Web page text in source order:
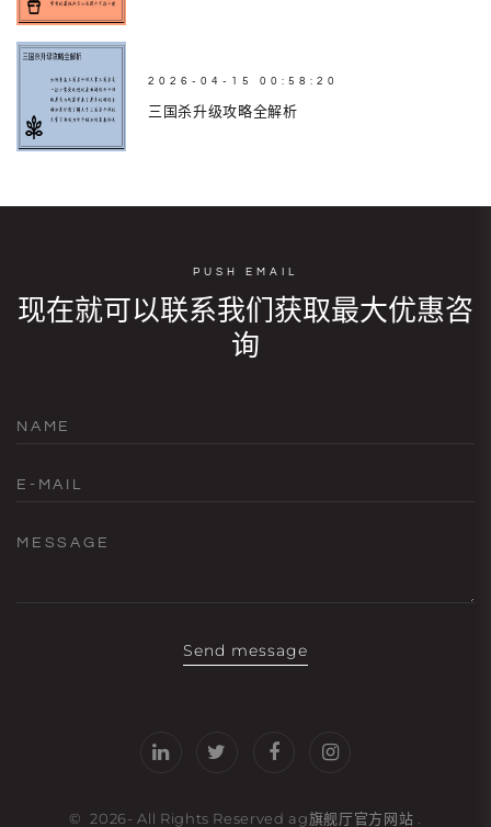
2026-04-15 00:58:20
三国杀升级攻略全解析
PUSH EMAIL
现在就可以联系我们获取最大优惠咨
询
NAME
E-MAIL
MESSAGE
Send message
© 2026- All Rights Reserved ag旗舰厅官方网站